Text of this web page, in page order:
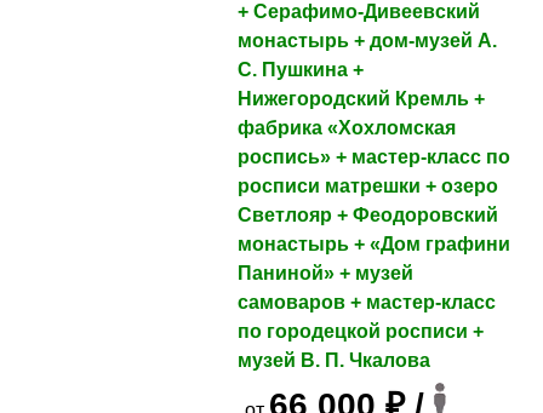
+ Серафимо-Дивеевский
монастырь + дом-музей А.
С. Пушкина +
Нижегородский Кремль +
фабрика «Хохломская
роспись» + мастер-класс по
росписи матрешки + озеро
Светлояр + Феодоровский
монастырь + «Дом графини
Паниной» + музей
самоваров + мастер-класс
по городецкой росписи +
музей В. П. Чкалова
66 000 ₽ /